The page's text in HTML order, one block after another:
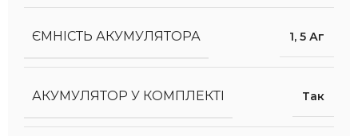
ЄМНІСТЬ АКУМУЛЯТОРА 1, 5 Аг
АКУМУЛЯТОР У КОМПЛЕКТІ Так